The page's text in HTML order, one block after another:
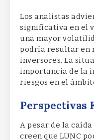
Los analistas
significativa en el
una mayor
podría resultar en
inversores. La
importancia de la
riesgos en el
Perspectivas
A pesar de la
creen que LUNC